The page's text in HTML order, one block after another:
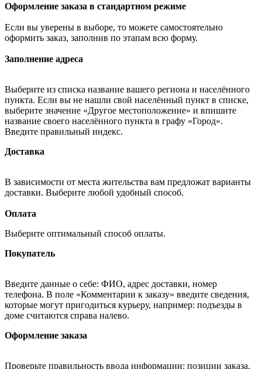
Оформление заказа в стандартном режиме
Если вы уверены в выборе, то можете самостоятельно
оформить заказ, заполнив по этапам всю форму.
Заполнение адреса
Выберите из списка название вашего региона и населённого
пункта. Если вы не нашли свой населённый пункт в списке,
выберите значение «Другое местоположение» и впишите
название своего населённого пункта в графу «Город».
Введите правильный индекс.
Доставка
В зависимости от места жительства вам предложат варианты
доставки. Выберите любой удобный способ.
Оплата
Выберите оптимальный способ оплаты.
Покупатель
Введите данные о себе: ФИО, адрес доставки, номер
телефона. В поле «Комментарии к заказу» введите сведения,
которые могут пригодиться курьеру, например: подъезды в
доме считаются справа налево.
Оформление заказа
Проверьте правильность ввода информации: позиции заказа,